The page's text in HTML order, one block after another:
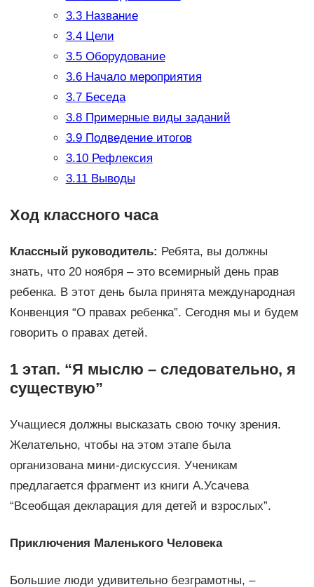
3.3Название
3.4Цели
3.5Оборудование
3.6Начало мероприятия
3.7Беседа
3.8Примерные виды заданий
3.9Подведение итогов
3.10Рефлексия
3.11Выводы
Ход классного часа
Классный руководитель: Ребята, вы должны
знать, что 20 ноября – это всемирный день прав
ребенка. В этот день была принята международная
Конвенция “О правах ребенка”. Сегодня мы и будем
говорить о правах детей.
1 этап. “Я мыслю – следовательно, я
существую”
Учащиеся должны высказать свою точку зрения.
Желательно, чтобы на этом этапе была
организована мини-дискуссия. Ученикам
предлагается фрагмент из книги А.Усачева
“Всеобщая декларация для детей и взрослых”.
Приключения Маленького Человека
Большие люди удивительно безграмотны, –